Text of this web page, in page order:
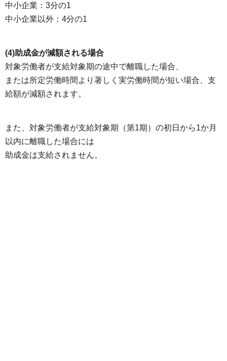
中小企業：3分の1
中小企業以外：4分の1
(4)助成金が減額される場合
対象労働者が支給対象期の途中で離職した場合、
または所定労働時間より著しく実労働時間が短い場合、支
給額が減額されます。
また、対象労働者が支給対象期（第1期）の初日から1か月
以内に離職した場合には
助成金は支給されません。